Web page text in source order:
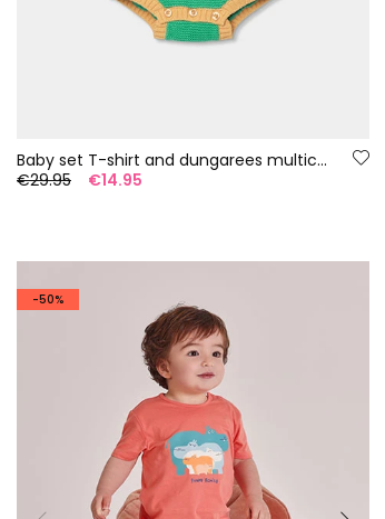
Baby set T-shirt and dungarees multicolor stripes
€29.95
€14.95
-50%